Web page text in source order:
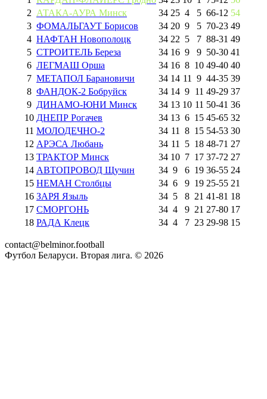
2 АТАКА-АУРА Минск 34 25 4 5 66-12 54
3 ФОМАЛЬГАУТ Борисов 34 20 9 5 70-23 49
4 НАФТАН Новополоцк 34 22 5 7 88-31 49
5 СТРОИТЕЛЬ Береза 34 16 9 9 50-30 41
6 ЛЕГМАШ Орша 34 16 8 10 49-40 40
7 МЕТАПОЛ Барановичи 34 14 11 9 44-35 39
8 ФАНДОК-2 Бобруйск 34 14 9 11 49-29 37
9 ДИНАМО-ЮНИ Минск 34 13 10 11 50-41 36
10 ДНЕПР Рогачев 34 13 6 15 45-65 32
11 МОЛОДЕЧНО-2 34 11 8 15 54-53 30
12 АРЭСА Любань 34 11 5 18 48-71 27
13 ТРАКТОР Минск 34 10 7 17 37-72 27
14 АВТОПРОВОД Щучин 34 9 6 19 36-55 24
15 НЕМАН Столбцы 34 6 9 19 25-55 21
16 ЗАРЯ Языль 34 5 8 21 41-81 18
17 СМОРГОНЬ 34 4 9 21 27-80 17
18 РАДА Клецк 34 4 7 23 29-98 15
contact@belminor.football
Футбол Беларуси. Вторая лига. © 2026